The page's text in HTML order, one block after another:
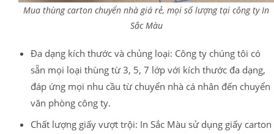
Mua thùng carton chuyển nhà giá rẻ, mọi số lượng tại công ty In
Sắc Màu
Đa dạng kích thước và chủng loại: Công ty chúng tôi có
sẵn mọi loại thùng từ 3, 5, 7 lớp với kích thước đa dạng,
đáp ứng mọi nhu cầu từ chuyển nhà cá nhân đến chuyển
văn phòng công ty.
Chất lượng giấy vượt trội: In Sắc Màu sử dụng giấy carton